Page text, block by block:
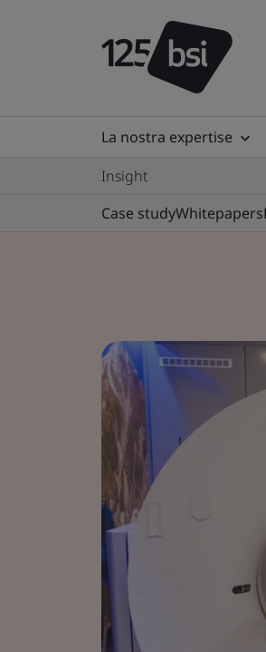
La nostra expertise
Insight
Case studyWhitepapers